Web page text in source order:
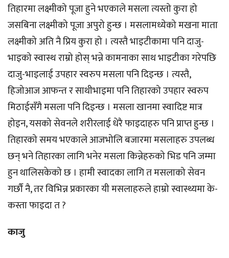
तिहारमा लक्ष्मीको पूजा हुने भएकाले मसला त्यस्तो कुरा हो
जसबिना लक्ष्मीको पूजा अपुरो हुन्छ । मसलामध्येको मखना माता
लक्ष्मीको अति नै प्रिय कुरा हो । त्यस्तै भाइटीकामा पनि दाजु-
भाइको स्वास्थ राम्रो होस् भन्ने कामनाका साथ भाइटीका गरेपछि
दाजु-भाइलाई उपहार स्वरुप मसला पनि दिइन्छ । त्यस्तै,
हिजोआज आफन्त र साथीभाइमा पनि तिहारको उपहार स्वरुप
मिठाईसँगै मसला पनि दिइन्छ । मसला खानमा स्वादिष्ट मात्र
होइन, यसको सेवनले शरीरलाई धेरै फाइदाहरु पनि प्राप्त हुन्छ ।
तिहारको समय भएकाले आजभोलि बजारमा मसलाहरु उपलब्ध
छन् भने तिहारका लागि भनेर मसला किन्नेहरुको भिड पनि जम्मा
हुन थालिसकेको छ । हामी स्वादका लागि त मसलाको सेवन
गर्छौं नै, तर विभिन्न प्रकारका यी मसलाहरुले हाम्रो स्वास्थ्यमा के-
कस्ता फाइदा त ?
काजु